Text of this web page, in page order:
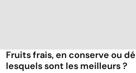
Fruits frais, en conserve ou
lesquels sont les meilleurs ?